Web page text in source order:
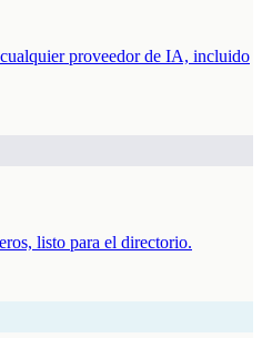
proveedor de IA, incluido
listo para el directorio.